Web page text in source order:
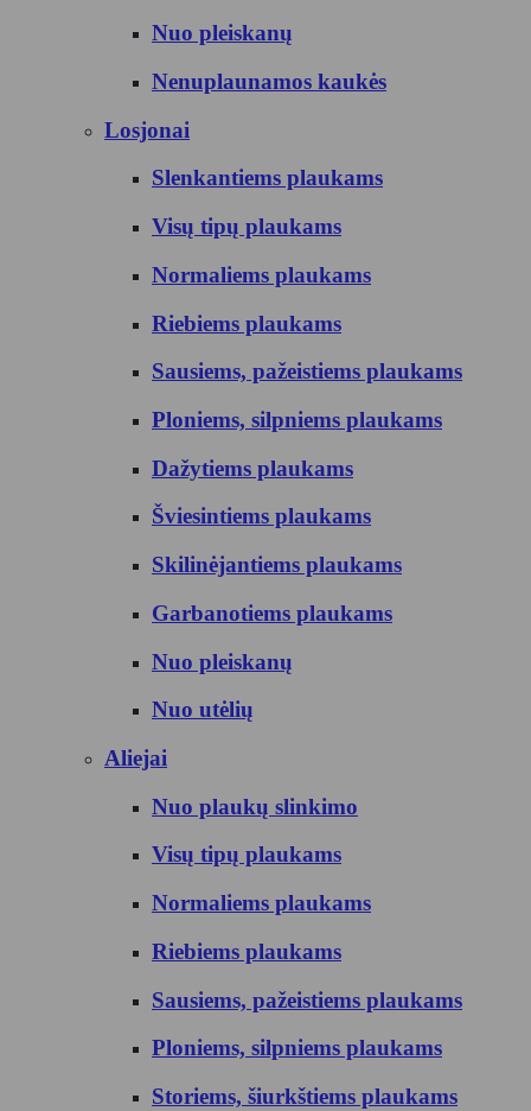
Nuo pleiskanų
Nenuplaunamos kaukės
Losjonai
Slenkantiems plaukams
Visų tipų plaukams
Normaliems plaukams
Riebiems plaukams
Sausiems, pažeistiems plaukams
Ploniems, silpniems plaukams
Dažytiems plaukams
Šviesintiems plaukams
Skilinėjantiems plaukams
Garbanotiems plaukams
Nuo pleiskanų
Nuo utėlių
Aliejai
Nuo plaukų slinkimo
Visų tipų plaukams
Normaliems plaukams
Riebiems plaukams
Sausiems, pažeistiems plaukams
Ploniems, silpniems plaukams
Storiems, šiurkštiems plaukams